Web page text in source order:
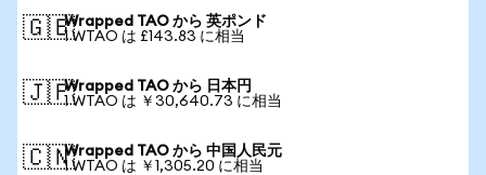
🇬🇧Wrapped TAO から 英ポンド
1 WTAO は £143.83 に相当
🇯🇵Wrapped TAO から 日本円
1 WTAO は ￥30,640.73 に相当
🇨🇳Wrapped TAO から 中国人民元
1 WTAO は ￥1,305.20 に相当